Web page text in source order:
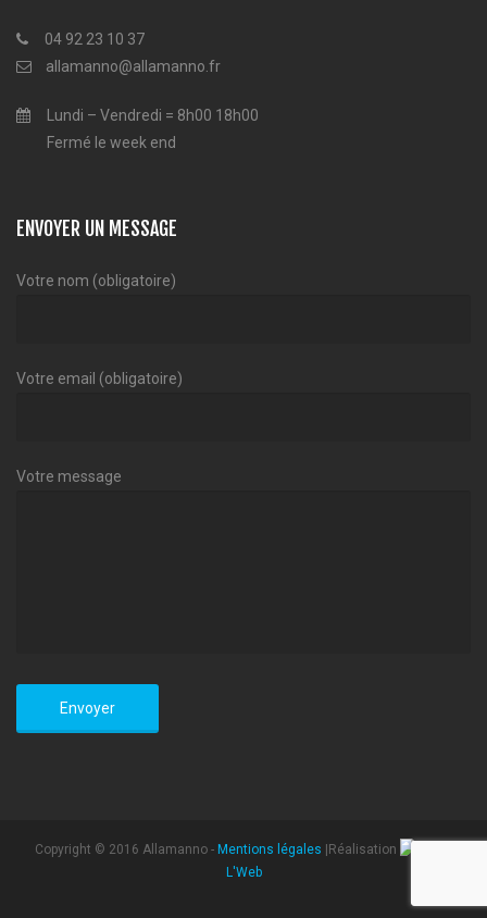
04 92 23 10 37
allamanno@allamanno.fr
Lundi – Vendredi = 8h00 18h00
Fermé le week end
ENVOYER UN MESSAGE
Votre nom (obligatoire)
Votre email (obligatoire)
Votre message
Copyright © 2016 Allamanno - Mentions légales |Réalisation
L'Web